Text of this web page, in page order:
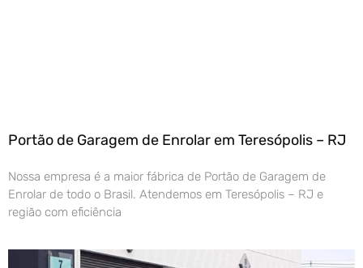
Portão de Garagem de Enrolar em Teresópolis – RJ
Nossa empresa é a maior fábrica de Portão de Garagem de
Enrolar de todo o Brasil. Atendemos em Teresópolis – RJ e
região com eficiência